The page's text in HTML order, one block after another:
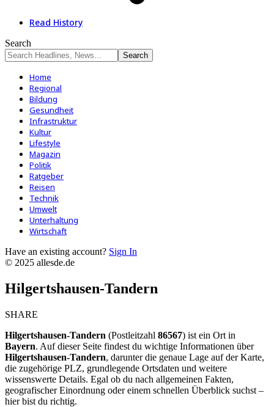
Read History
Search
Home
Regional
Bildung
Gesundheit
Infrastruktur
Kultur
Lifestyle
Magazin
Politik
Ratgeber
Reisen
Technik
Umwelt
Unterhaltung
Wirtschaft
Have an existing account? Sign In
© 2025 allesde.de
Hilgertshausen-Tandern
SHARE
Hilgertshausen-Tandern (Postleitzahl 86567) ist ein Ort in
Bayern. Auf dieser Seite findest du wichtige Informationen über
Hilgertshausen-Tandern, darunter die genaue Lage auf der Karte,
die zugehörige PLZ, grundlegende Ortsdaten und weitere
wissenswerte Details. Egal ob du nach allgemeinen Fakten,
geografischer Einordnung oder einem schnellen Überblick suchst –
hier bist du richtig.